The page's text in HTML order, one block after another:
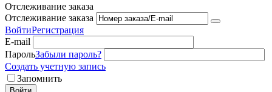
Отслеживание заказа
Отслеживание заказа
ВойтиРегистрация
E-mail
ПарольЗабыли пароль?
Создать учетную запись
Запомнить